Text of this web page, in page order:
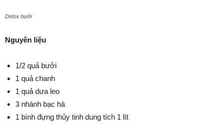
Detox bưởi
Nguyên liệu
1/2 quả bưởi
1 quả chanh
1 quả dưa leo
3 nhánh bạc hà
1 bình đựng thủy tinh dung tích 1 lít